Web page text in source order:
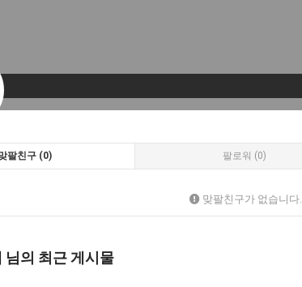
팔친구 (0) 팔로워 (0)
맞팔친구가 없습니다.
님의 최근 게시물